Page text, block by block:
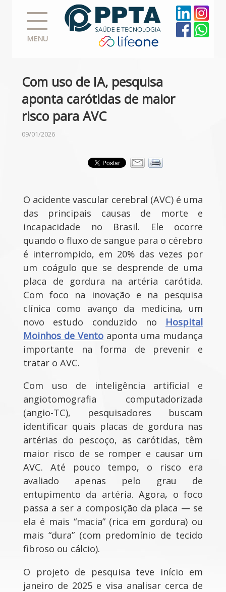
MENU
Com uso de IA, pesquisa
aponta carótidas de maior
risco para AVC
09/01/2026
O acidente vascular cerebral (AVC) é uma
das principais causas de morte e
incapacidade no Brasil. Ele ocorre
quando o fluxo de sangue para o cérebro
é interrompido, em 20% das vezes por
um coágulo que se desprende de uma
placa de gordura na artéria carótida.
Com foco na inovação e na pesquisa
clínica como avanço da medicina, um
novo estudo conduzido no Hospital
Moinhos de Vento aponta uma mudança
importante na forma de prevenir e
tratar o AVC.
Com uso de inteligência artificial e
angiotomografia computadorizada
(angio-TC), pesquisadores buscam
identificar quais placas de gordura nas
artérias do pescoço, as carótidas, têm
maior risco de se romper e causar um
AVC. Até pouco tempo, o risco era
avaliado apenas pelo grau de
entupimento da artéria. Agora, o foco
passa a ser a composição da placa — se
ela é mais “macia” (rica em gordura) ou
mais “dura” (com predomínio de tecido
fibroso ou cálcio).
O projeto de pesquisa teve início em
janeiro de 2025 e visa analisar cerca de